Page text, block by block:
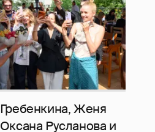
Женя
Русланова и